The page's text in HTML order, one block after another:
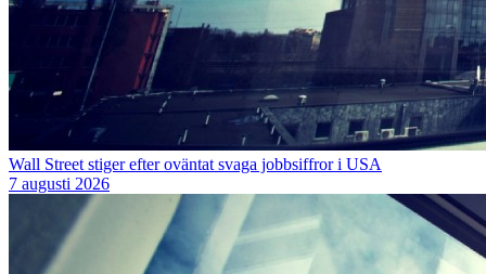
Wall Street stiger efter oväntat svaga jobbsiffror i USA
7 augusti 2026